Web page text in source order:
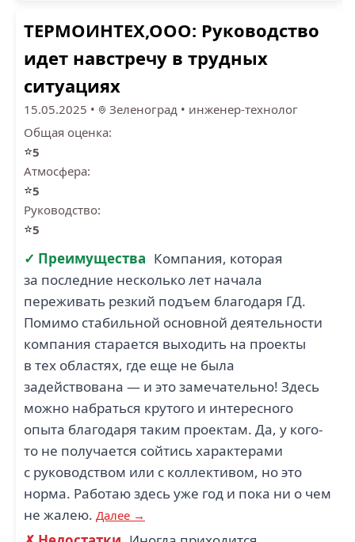
ТЕРМОИНТЕХ,ООО: Руководство
идет навстречу в трудных
ситуациях
15.05.2025 • Зеленоград • инженер-технолог
Общая оценка:
⭐5
Атмосфера:
⭐5
Руководство:
⭐5
✓ Преимущества Компания, которая
за последние несколько лет начала
переживать резкий подъем благодаря ГД.
Помимо стабильной основной деятельности
компания старается выходить на проекты
в тех областях, где еще не была
задействована — и это замечательно! Здесь
можно набраться крутого и интересного
опыта благодаря таким проектам. Да, у кого-
то не получается сойтись характерами
с руководством или с коллективом, но это
норма. Работаю здесь уже год и пока ни о чем
не жалею. Далее →